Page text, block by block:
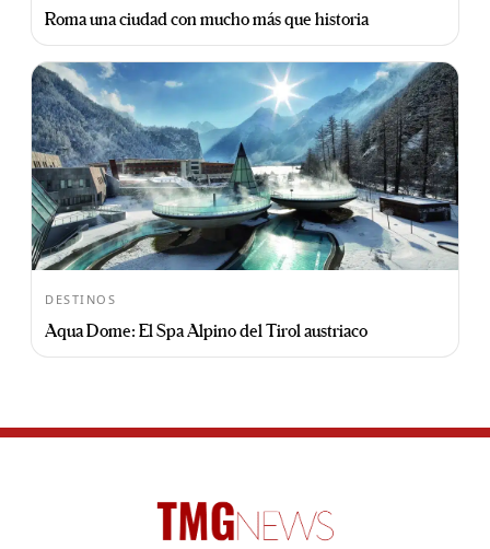
Roma una ciudad con mucho más que historia
DESTINOS
Aqua Dome: El Spa Alpino del Tirol austriaco